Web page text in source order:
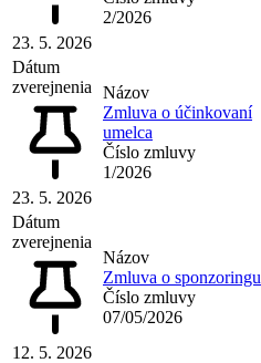
23. 5. 2026
2/2026
Dátum
zverejnenia
23. 5. 2026
Názov
Zmluva o účinkovaní
umelca
Číslo zmluvy
1/2026
Dátum
zverejnenia
12. 5. 2026
Názov
Zmluva o sponzoringu
Číslo zmluvy
07/05/2026